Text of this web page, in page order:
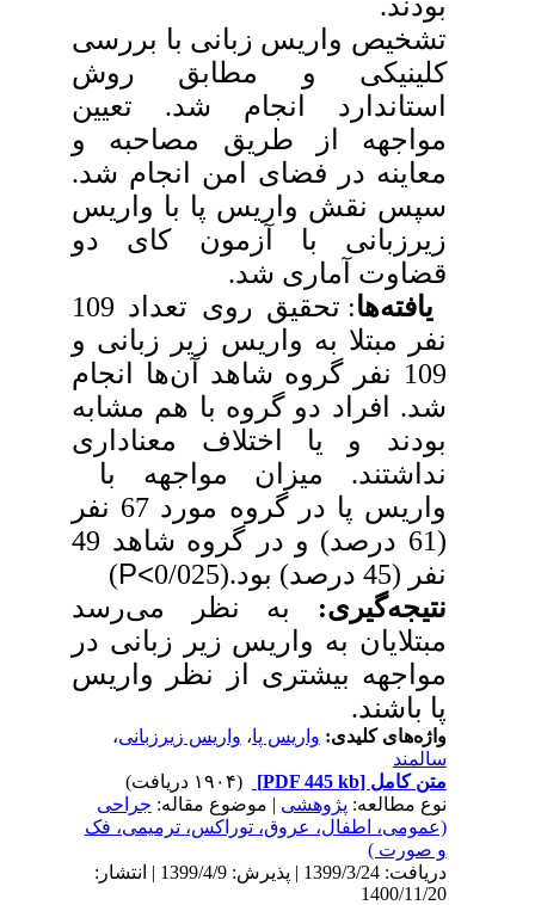
تشخیص واریس زبانی با بررسی
کلینیکی و مطابق روش
استاندارد انجام شد. تعیین
مواجهه از طریق مصاحبه و
معاینه در فضای امن انجام شد.
سپس نقش واریس پا با واریس
زیرزبانی با آزمون کای دو
قضاوت آماری شد.
یافته‌ها
: تحقیق روی تعداد 109
نفر مبتلا به واریس زیر زبانی و
109 نفر گروه شاهد آن‌ها انجام
شد. افراد دو گروه با هم مشابه
بودند و یا اختلاف معناداری
نداشتند. میزان مواجهه با
واریس پا در گروه مورد 67 نفر
(61 درصد) و در گروه شاهد 49
نفر (45 درصد) بود.(0/025
P<
)
نتیجه‌گیری:به نظر می‌رسد
مبتلایان به واریس زیر زبانی در
مواجهه بیشتری از نظر واریس
پا باشند.
واژه‌های کلیدی:واریس پا ،واریس زیرزبانی،
سالمند
متن کامل[PDF 445 kb]
نوع مطالعه:پژوهشی| موضوع مقاله:جراحی
(عمومی، اطفال، عروق، توراکس، ترمیمی، فک
و صورت )
دریافت: 1399/3/24 | پذیرش: 1399/4/9 | انتشار:
1400/11/20